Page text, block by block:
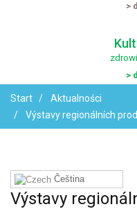
>
>
Start
Aktualności
Výstavy regionálních
Čeština‎
Výstavy